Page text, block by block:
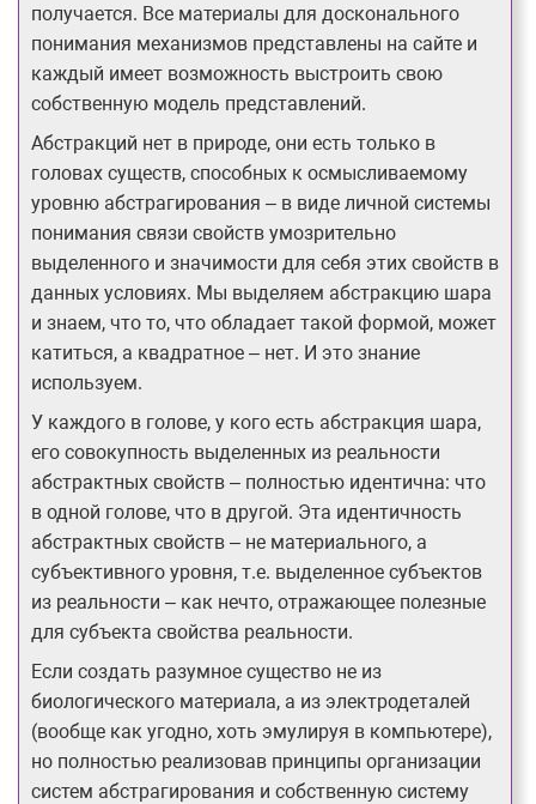
получается. Все материалы для досконального
понимания механизмов представлены на сайте и
каждый имеет возможность выстроить свою
собственную модель представлений.
Абстракций нет в природе, они есть только в
головах существ, способных к осмысливаемому
уровню абстрагирования – в виде личной системы
понимания связи свойств умозрительно
выделенного и значимости для себя этих свойств в
данных условиях. Мы выделяем абстракцию шара
и знаем, что то, что обладает такой формой, может
катиться, а квадратное – нет. И это знание
используем.
У каждого в голове, у кого есть абстракция шара,
его совокупность выделенных из реальности
абстрактных свойств – полностью идентична: что
в одной голове, что в другой. Эта идентичность
абстрактных свойств – не материального, а
субъективного уровня, т.е. выделенное субъектов
из реальности – как нечто, отражающее полезные
для субъекта свойства реальности.
Если создать разумное существо не из
биологического материала, а из электродеталей
(вообще как угодно, хоть эмулируя в компьютере),
но полностью реализовав принципы организации
систем абстрагирования и собственную систему